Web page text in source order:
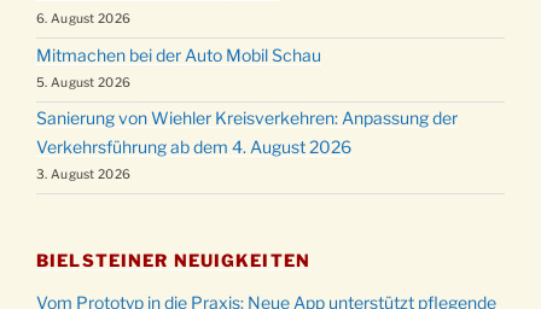
6. August 2026
Mitmachen bei der Auto Mobil Schau
5. August 2026
Sanierung von Wiehler Kreisverkehren: Anpassung der
Verkehrsführung ab dem 4. August 2026
3. August 2026
BIELSTEINER NEUIGKEITEN
Vom Prototyp in die Praxis: Neue App unterstützt pflegende